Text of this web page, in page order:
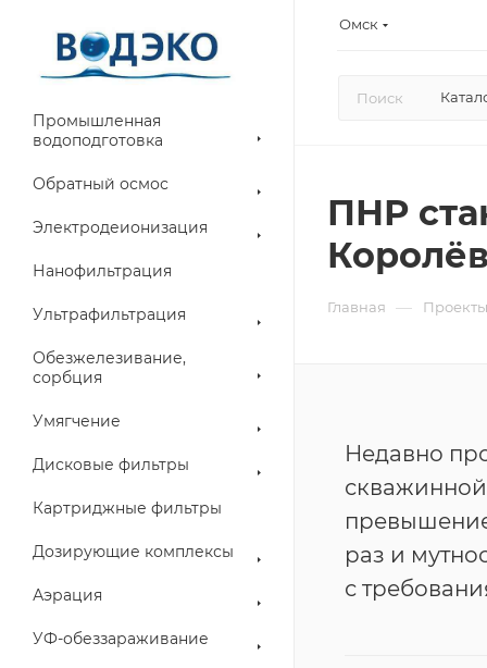
Омск
Промышленная
водоподготовка
Обратный осмос
Электродеионизация
Нанофильтрация
Ультрафильтрация
Обезжелезивание,
сорбция
Умягчение
Дисковые фильтры
Картриджные фильтры
Дозирующие комплексы
Аэрация
УФ-обеззараживание
ПНР
Главная — Проекты
Недавно
раз и
с